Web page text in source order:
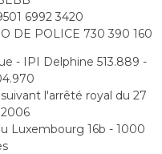
6992 3420
DE POLICE 730 390 160
- IPI Delphine 513.889 -
l'arrêté royal du 27
Luxembourg 16b - 1000